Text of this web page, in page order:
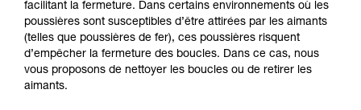
facilitant la fermeture. Dans certains environnements où les
poussières sont susceptibles d’être attirées par les aimants
(telles que poussières de fer), ces poussières risquent
d’empêcher la fermeture des boucles. Dans ce cas, nous
vous proposons de nettoyer les boucles ou de retirer les
aimants.